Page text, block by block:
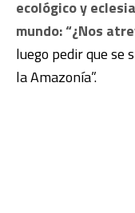
ecológico y
mundo: “¿Nos
luego pedir que se
la Amazonía”.